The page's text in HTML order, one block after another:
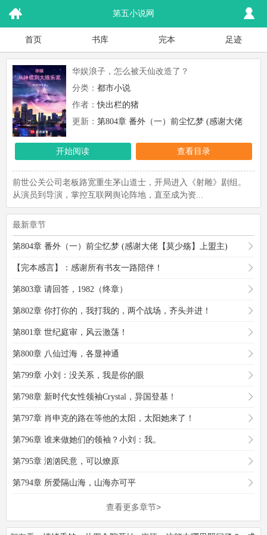
第五小说网
首页 书库 完本 足迹
华娱浪子，怎么被天仙改造了？
分类：都市小说
作者：快出栏的猪
更新：第804章 番外（一）前尘忆梦 (感谢大佬
开始阅读
查看目录
前世公关公司老板路宽重生茅山道士，开局进入《射雕》剧组。
从演员到导演，掌控互联网舆论阵地，直至成为资...
最新章节
第804章 番外（一）前尘忆梦 (感谢大佬【莫少殇】上盟主)
【完本感言】：感谢所有书友一路陪伴！
第803章 请回答，1982（终章）
第802章 你打你的，我打我的，两个战场，齐头并进！
第801章 世纪庭审，风云激荡！
第800章 八仙过海，各显神通
第799章 小刘：没关系，我是你的眼
第798章 新时代女性领袖Crystal，异国登基！
第797章 肖申克的路在等他的太阳，太阳她来了！
第796章 谁来做她们的领袖？小刘：我。
第795章 汹汹民意，可以燎原
第794章 所爱隔山海，山海亦可平
查看更多章节>